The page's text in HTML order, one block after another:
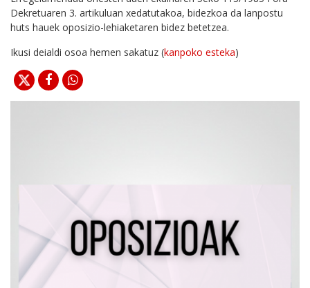
Dekretuaren 3. artikuluan xedatutakoa, bidezkoa da lanpostu
huts hauek oposizio-lehiaketaren bidez betetzea.
Ikusi deialdi osoa hemen sakatuz (kanpoko esteka)